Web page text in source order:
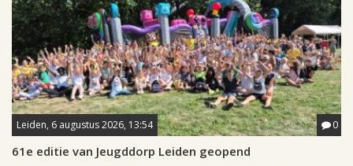
Leiden, 6 augustus 2026, 13:54 0
61e editie van Jeugddorp Leiden geopend